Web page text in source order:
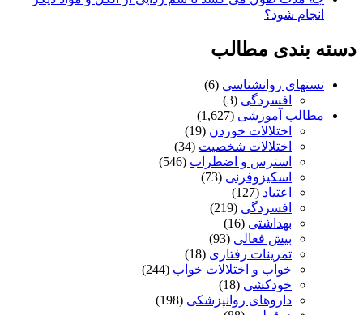
انجام شود؟
دسته بندی مطالب
تستهای روانشناسی (6)
افسردگی (3)
مطالب آموزشی (1,627)
اختلالات خوردن (19)
اختلالات شخصیت (34)
استرس و اضطراب (546)
اسکیزوفرنی (73)
اعتیاد (127)
افسردگی (219)
بهداشتی (16)
بیش فعالی (93)
تمرینات رفتاری (18)
خواب و اختلالات خواب (244)
خودکشی (18)
داروهای روانپزشکی (198)